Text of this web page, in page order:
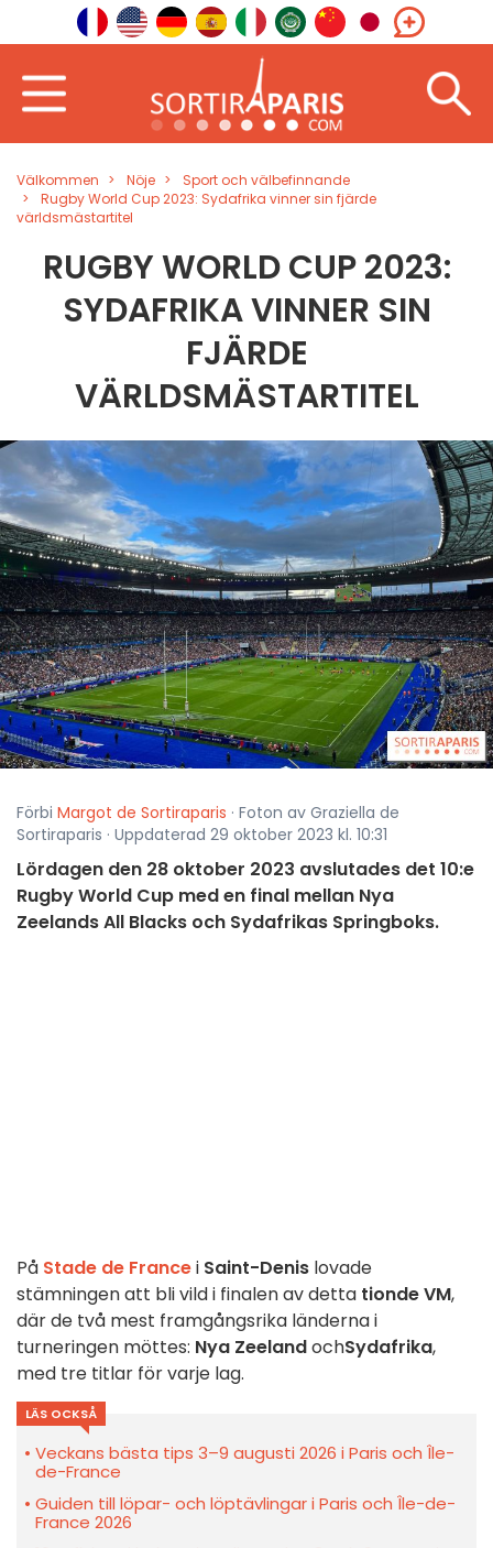
Välkommen Nöje
Sport och välbefinnande
Rugby World Cup 2023: Sydafrika vinner sin fjärde
världsmästartitel
RUGBY WORLD CUP 2023:
SYDAFRIKA VINNER SIN
FJÄRDE
VÄRLDSMÄSTARTITEL
Förbi Margot de Sortiraparis · Foton av Graziella de
Sortiraparis · Uppdaterad 29 oktober 2023 kl. 10:31
Lördagen den 28 oktober 2023 avslutades det 10:e
Rugby World Cup med en final mellan Nya
Zeelands All Blacks och Sydafrikas Springboks.
På Stade de Francei Saint-Denis lovade
stämningen att bli vild i finalen av detta tionde VM,
där de två mest framgångsrika länderna i
turneringen möttes: Nya ZeelandochSydafrika,
med tre titlar för varje lag.
LÄS OCKSÅ
Veckans bästa tips 3–9 augusti 2026 i Paris och Île-
de-France
Guiden till löpar- och löptävlingar i Paris och Île-de-
France 2026